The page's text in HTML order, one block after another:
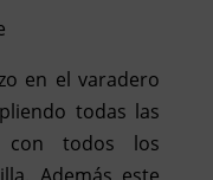
en el varadero
todas las
con todos los